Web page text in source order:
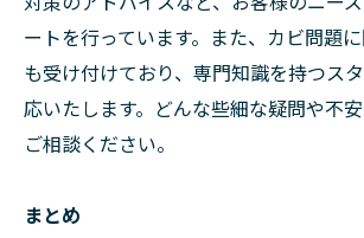
ートを行っています。また、カビ問題
も受け付けており、専門知識を持つス
応いたします。どんな些細な疑問や不
ご相談ください。
まとめ